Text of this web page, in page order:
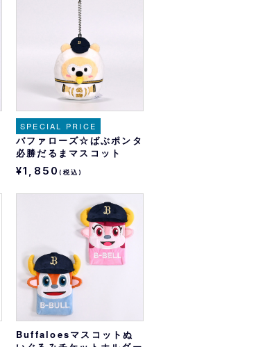
SPECIAL PRICE
バファローズ☆ばぶポンタ
必勝だるまマスコット
¥1,850(税込)
Buffaloesマスコットぬ